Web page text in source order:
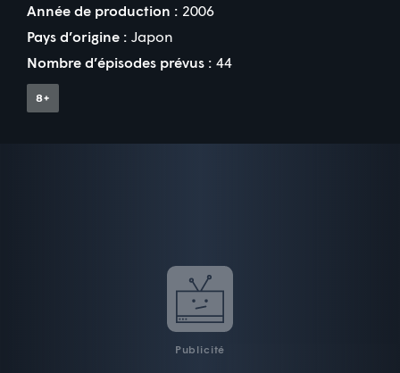
Année de production : 2006
Pays d’origine : Japon
Nombre d’épisodes prévus : 44
Publicité